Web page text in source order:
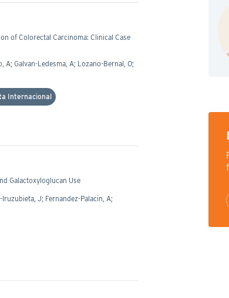
of Colorectal Carcinoma: Clinical Case
Galvan-Ledesma, A; Lozano-Bernal, O;
Internacional
Galactoxyloglucan Use
J; Fernandez-Palacin, A;